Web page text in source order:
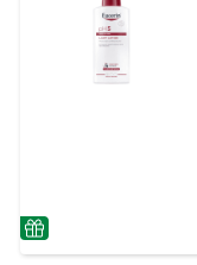
patarimas